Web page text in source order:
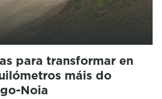
para transformar en
máis do
Noia